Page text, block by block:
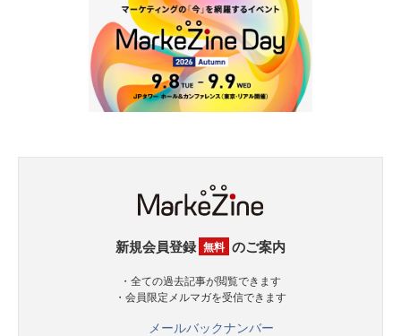
新規会員登録 無料 のご案内
・全ての過去記事が閲覧できます
・会員限定メルマガを受信できます
メールバックナンバー